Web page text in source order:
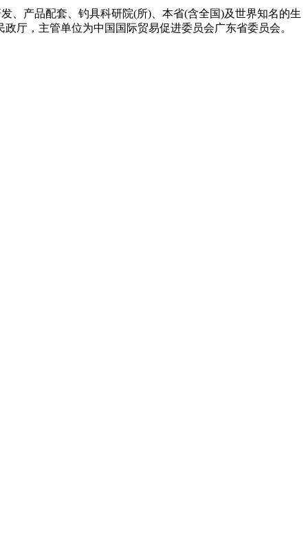
、产品配套、钓具科研院(所)、本省(含全国)及世界知名的生
厅，主管单位为中国国际贸易促进委员会广东省委员会。